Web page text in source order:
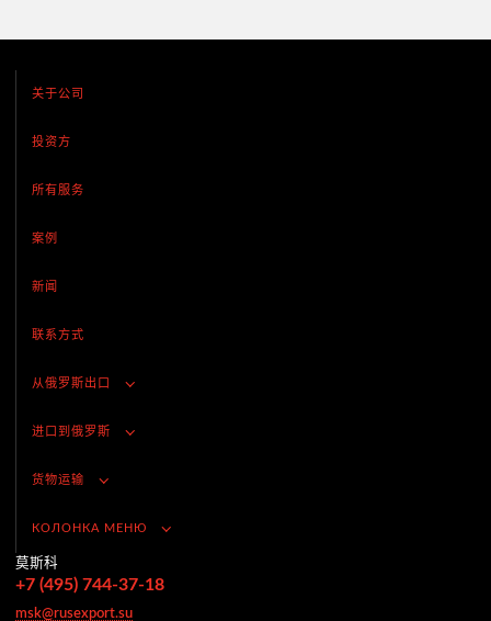
关于公司
投资方
所有服务
案例
新闻
联系方式
从俄罗斯出口
进口到俄罗斯
货物运输
КОЛОНКА МЕНЮ
莫斯科
+7 (495) 744-37-18
msk@rusexport.su